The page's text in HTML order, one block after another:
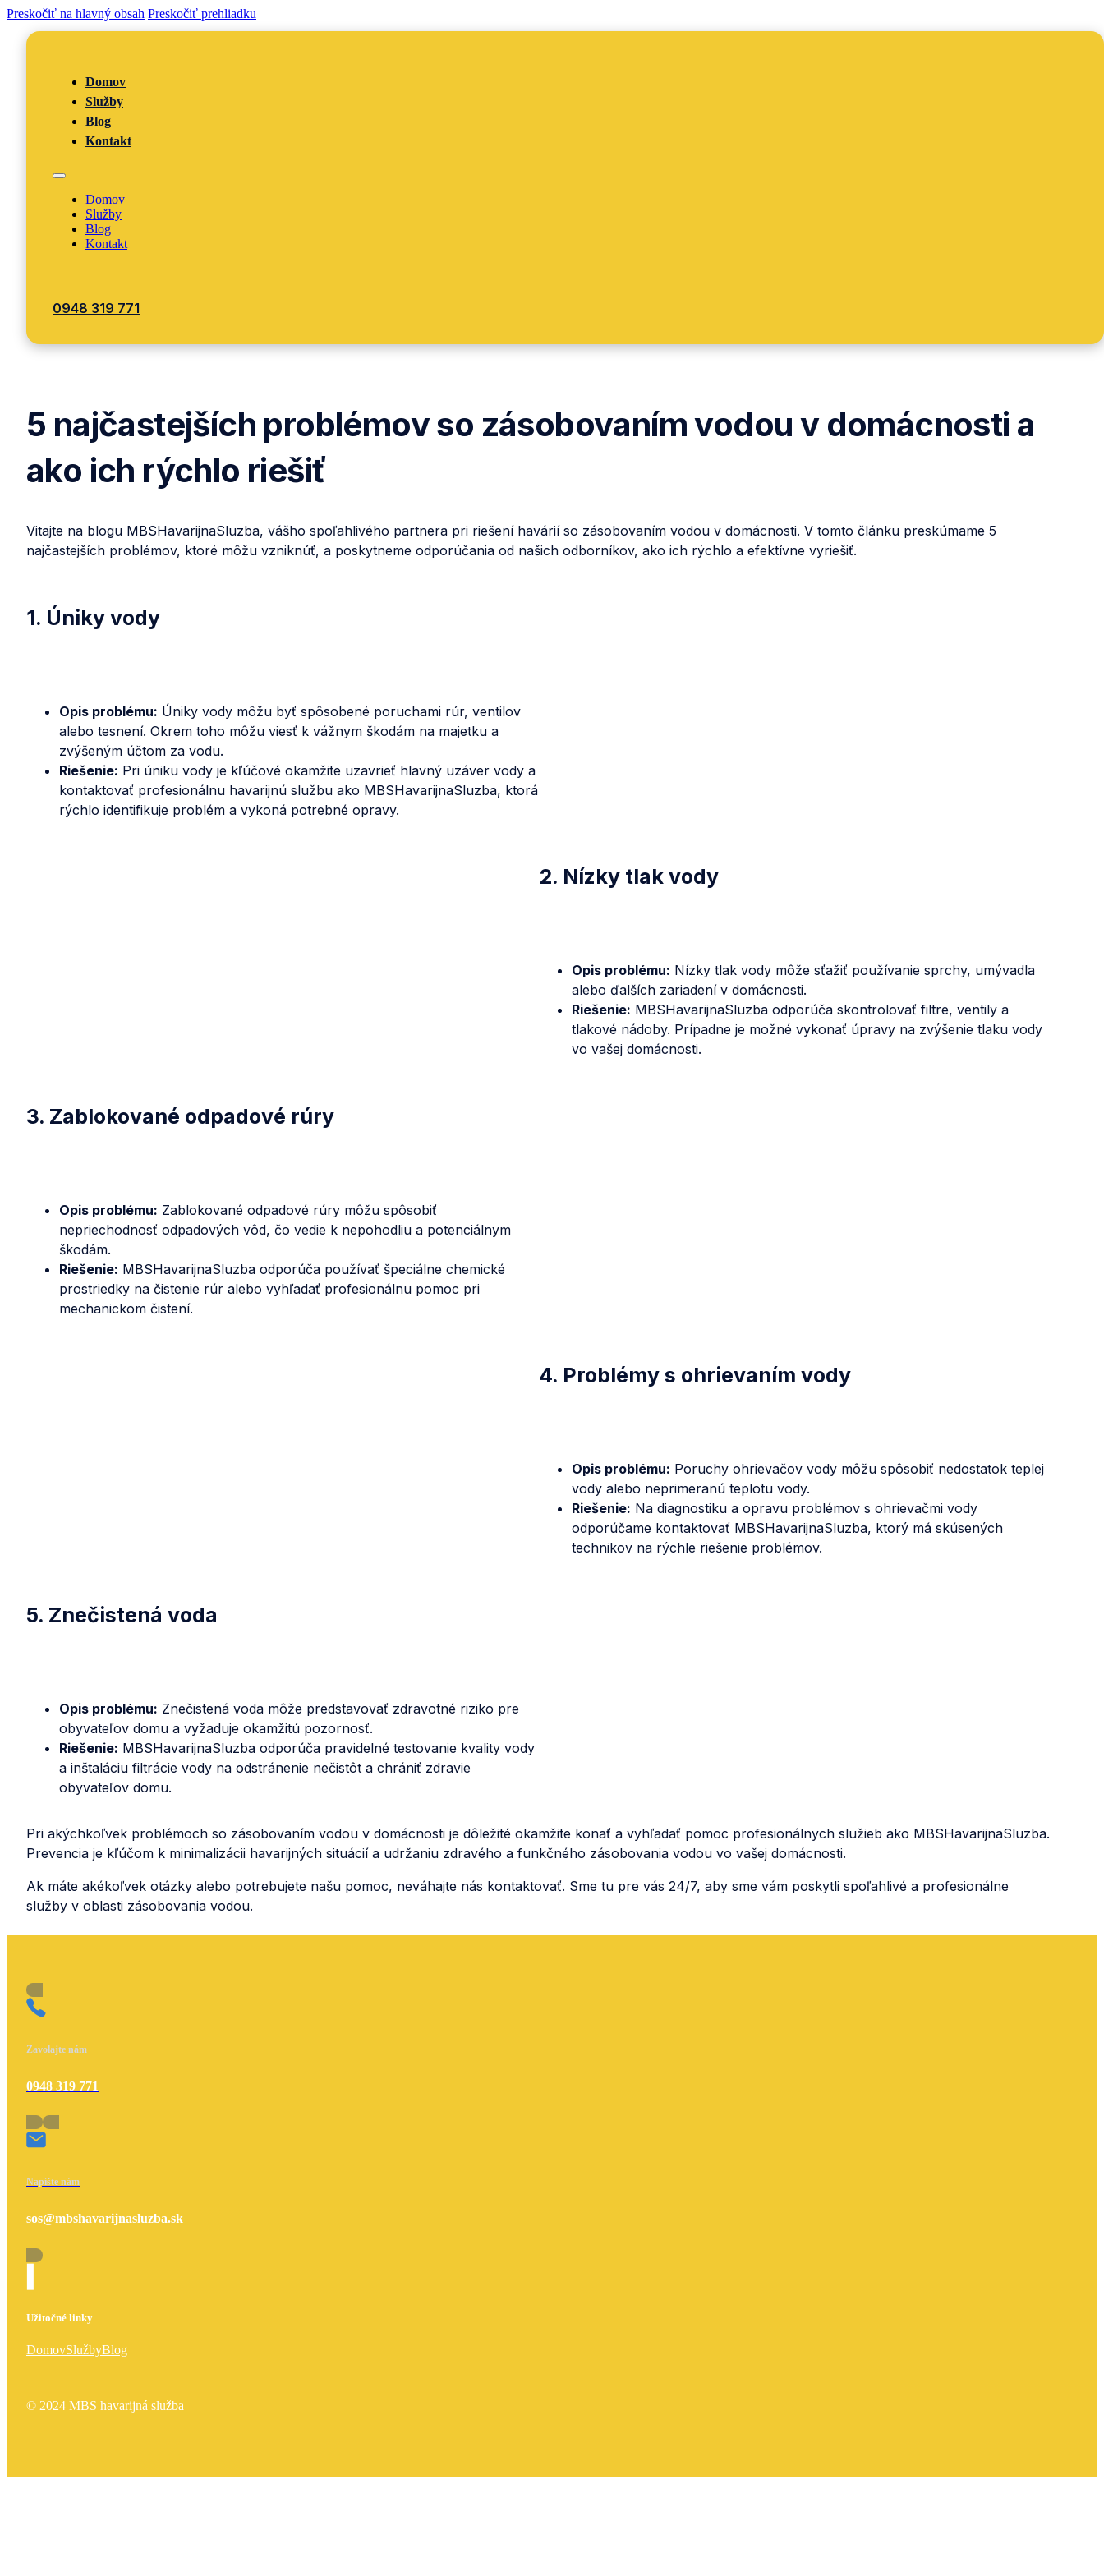
Preskočiť na hlavný obsah Preskočiť prehliadku
Domov
Služby
Blog
Kontakt
Domov
Služby
Blog
Kontakt
0948 319 771
5 najčastejších problémov so zásobovaním vodou v domácnosti a
ako ich rýchlo riešiť
Vitajte na blogu MBSHavarijnaSluzba, vášho spoľahlivého partnera pri riešení havárií so zásobovaním vodou v domácnosti. V tomto článku preskúmame 5
najčastejších problémov, ktoré môžu vzniknúť, a poskytneme odporúčania od našich odborníkov, ako ich rýchlo a efektívne vyriešiť.
1. Úniky vody
Opis problému: Úniky vody môžu byť spôsobené poruchami rúr, ventilov
alebo tesnení. Okrem toho môžu viesť k vážnym škodám na majetku a
zvýšeným účtom za vodu.
Riešenie: Pri úniku vody je kľúčové okamžite uzavrieť hlavný uzáver vody a
kontaktovať profesionálnu havarijnú službu ako MBSHavarijnaSluzba, ktorá
rýchlo identifikuje problém a vykoná potrebné opravy.
2. Nízky tlak vody
Opis problému: Nízky tlak vody môže sťažiť používanie sprchy, umývadla
alebo ďalších zariadení v domácnosti.
Riešenie: MBSHavarijnaSluzba odporúča skontrolovať filtre, ventily a
tlakové nádoby. Prípadne je možné vykonať úpravy na zvýšenie tlaku vody
vo vašej domácnosti.
3. Zablokované odpadové rúry
Opis problému: Zablokované odpadové rúry môžu spôsobiť
nepriechodnosť odpadových vôd, čo vedie k nepohodliu a potenciálnym
škodám.
Riešenie: MBSHavarijnaSluzba odporúča používať špeciálne chemické
prostriedky na čistenie rúr alebo vyhľadať profesionálnu pomoc pri
mechanickom čistení.
4. Problémy s ohrievaním vody
Opis problému: Poruchy ohrievačov vody môžu spôsobiť nedostatok teplej
vody alebo neprimeranú teplotu vody.
Riešenie: Na diagnostiku a opravu problémov s ohrievačmi vody
odporúčame kontaktovať MBSHavarijnaSluzba, ktorý má skúsených
technikov na rýchle riešenie problémov.
5. Znečistená voda
Opis problému: Znečistená voda môže predstavovať zdravotné riziko pre
obyvateľov domu a vyžaduje okamžitú pozornosť.
Riešenie: MBSHavarijnaSluzba odporúča pravidelné testovanie kvality vody
a inštaláciu filtrácie vody na odstránenie nečistôt a chrániť zdravie
obyvateľov domu.
Pri akýchkoľvek problémoch so zásobovaním vodou v domácnosti je dôležité okamžite konať a vyhľadať pomoc profesionálnych služieb ako MBSHavarijnaSluzba.
Prevencia je kľúčom k minimalizácii havarijných situácií a udržaniu zdravého a funkčného zásobovania vodou vo vašej domácnosti.
Ak máte akékoľvek otázky alebo potrebujete našu pomoc, neváhajte nás kontaktovať. Sme tu pre vás 24/7, aby sme vám poskytli spoľahlivé a profesionálne
služby v oblasti zásobovania vodou.
Zavolajte nám
0948 319 771
Napíšte nám
sos@mbshavarijnasluzba.sk
Užitočné linky
DomovSlužbyBlog
© 2024 MBS havarijná služba